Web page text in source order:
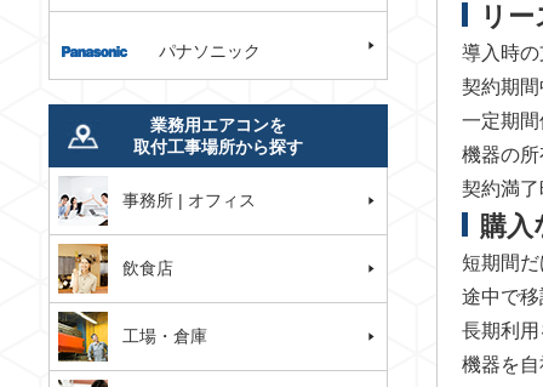
リ
導入時
契約期
一定期
機器の
契約満
購入
短期間
途中で
長期利
機器を
パナソニック
業務用エアコンを
取付工事場所から探す
事務所 | オフィス
飲食店
工場・倉庫